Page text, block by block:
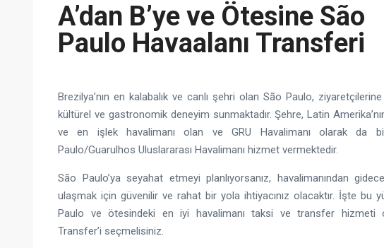
A’dan B’ye ve Ötesine São
Paulo Havaalanı Transferi
Brezilya’nın en kalabalık ve canlı şehri olan São Paulo,
kültürel ve gastronomik deneyim sunmaktadır. Şehre, Latin
ve en işlek havalimanı olan ve GRU Havalimanı olarak da
Paulo/Guarulhos Uluslararası Havalimanı hizmet vermektedir.
São Paulo’ya seyahat etmeyi planlıyorsanız, havalimanından
ulaşmak için güvenilir ve rahat bir yola ihtiyacınız olacaktır. İşte bu
Paulo ve ötesindeki en iyi havalimanı taksi ve transfer hizmeti
Transfer’i seçmelisiniz.